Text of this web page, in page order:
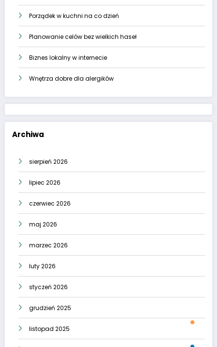
Porządek w kuchni na co dzień
Planowanie celów bez wielkich haseł
Biznes lokalny w internecie
Wnętrza dobre dla alergików
Archiwa
sierpień 2026
lipiec 2026
czerwiec 2026
maj 2026
marzec 2026
luty 2026
styczeń 2026
grudzień 2025
listopad 2025